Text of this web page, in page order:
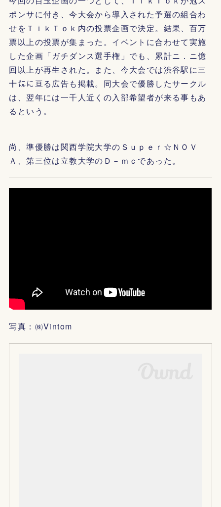
ポンサに付き、今大会から導入された予選の組合わ
せをＴｉｋＴｏｋ内の投票企画で決定。結果、百万
票以上の投票が集まった。イベントに合わせて実施
した企画「ガチダンス選手権」でも、累計ニ．ニ億
回以上が再生された。また、今大会では渋谷駅に三
十㍍に亘る広告も掲載。同大会で優勝したサークル
は、翌年には一千人近くの入部希望者が来る事もあ
るという。
尚、準優勝は関西学院大学のＳｕｐｅｒ☆ＮＯＶ
Ａ、第三位は立教大学のＤ－ｍｃであった。
写真：㈱Vintom